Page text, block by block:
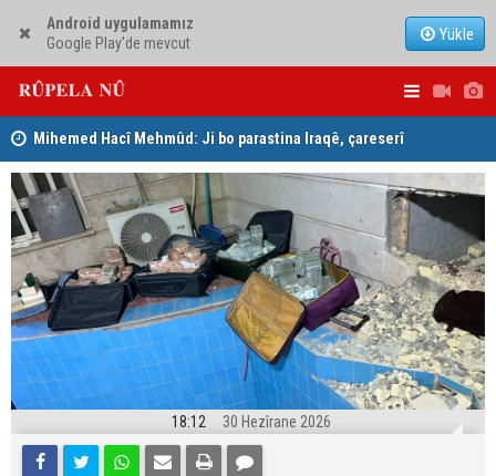
Android uygulamamız
Google Play'de mevcut
Yükle
Mihemed Hacî Mehmûd: Ji bo parastina Iraqê, çareserî
sîstema konfederalî ye Dîcleyê
18:12 30 Hezîrane 2026